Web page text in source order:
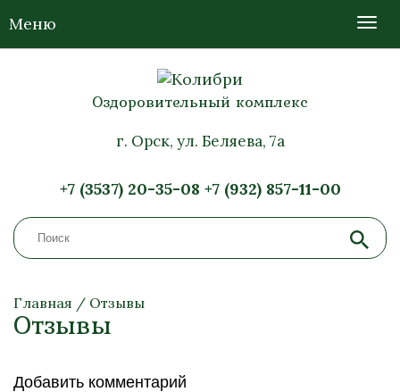
Оздоровительный комплекс
г. Орск, ул. Беляева, 7а
+7 (3537) 20-35-08 +7 (932) 857-11-00
Меню
Главная / Отзывы
Отзывы
Добавить комментарий